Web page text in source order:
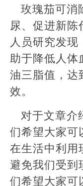
玫瑰茄可消
尿、促进新
人员研究发
助于降低人
油三脂值，达
效。
对于文章介
们希望大家可
在生活中利用
避免我们受到
们希望大家可